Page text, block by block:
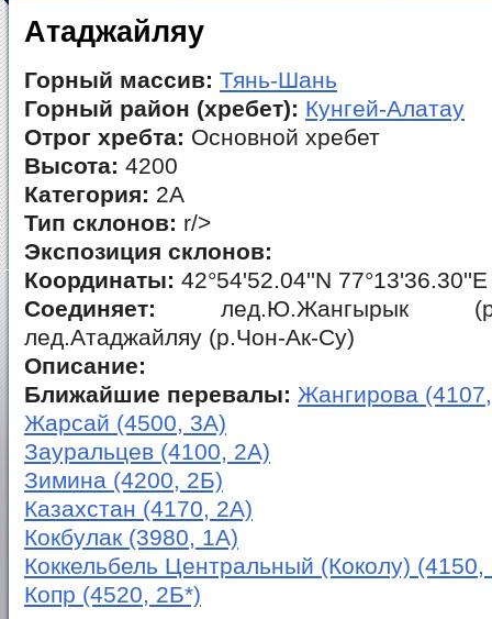
Атаджайляу
Горный массив: Тянь-Шань
Горный район (хребет): Кунгей-Алатау
Отрог хребта: Основной хребет
Высота: 4200
Категория: 2А
Тип склонов: r/>
Экспозиция склонов:
Координаты: 42°54'52.04''N 77°13'36.30''E
Соединяет: лед.Ю.Жангырык
лед.Атаджайляу (р.Чон-Ак-Су)
Описание:
Ближайшие перевалы: Жангирова
Жарсай (4500, 3А)
Зауральцев (4100, 2А)
Зимина (4200, 2Б)
Казахстан (4170, 2А)
Кокбулак (3980, 1А)
Коккельбель Центральный (Коколу)
Копр (4520, 2Б*)